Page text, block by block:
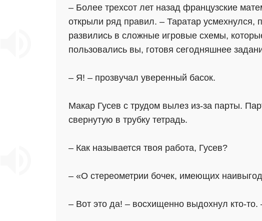
– Более трехсот лет назад французские
открыли ряд правил. – Таратар усмехнулся,
развились в сложные игровые схемы,
пользовались вы, готовя сегодняшнее
– Я! – прозвучал уверенный басок.
Макар Гусев с трудом вылез из-за парты.
свернутую в трубку тетрадь.
– Как называется твоя работа, Гусев?
– «О стереометрии бочек, имеющих
– Вот это да! – восхищенно выдохнул кто-